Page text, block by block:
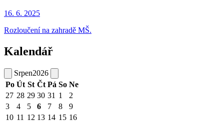
16. 6. 2025
Rozloučení na zahradě MŠ.
Kalendář
Srpen2026
Po Út St Čt Pá So Ne
27 28 29 30 31 1
2
3
4 5 6 7 8
9
10 11 12 13 14 15 16